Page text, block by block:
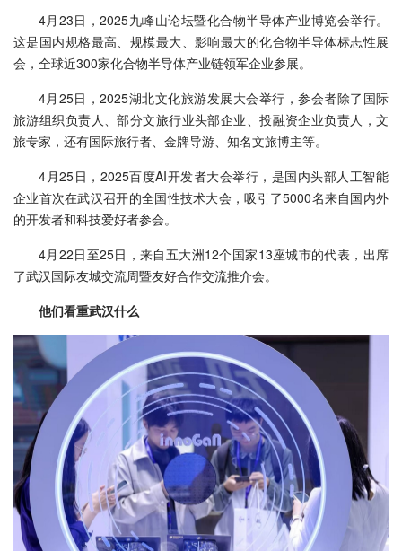
4月23日，2025九峰山论坛暨化合物半导体产业博览会举行。
这是国内规格最高、规模最大、影响最大的化合物半导体标志性展
会，全球近300家化合物半导体产业链领军企业参展。
4月25日，2025湖北文化旅游发展大会举行，参会者除了国际
旅游组织负责人、部分文旅行业头部企业、投融资企业负责人，文
旅专家，还有国际旅行者、金牌导游、知名文旅博主等。
4月25日，2025百度AI开发者大会举行，是国内头部人工智能
企业首次在武汉召开的全国性技术大会，吸引了5000名来自国内外
的开发者和科技爱好者参会。
4月22日至25日，来自五大洲12个国家13座城市的代表，出席
了武汉国际友城交流周暨友好合作交流推介会。
他们看重武汉什么